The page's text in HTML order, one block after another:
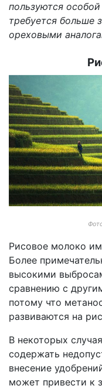
пользуются
требуется больше
ореховыми
Рисовое молоко
Более
высокими
сравнению с
потому что
развиваются на
В некоторых
содержать
внесение
может привести к